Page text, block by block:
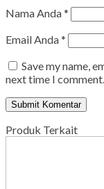
Nama Anda*
Email Anda*
Save my name,
next time I comment.
Produk Terkait